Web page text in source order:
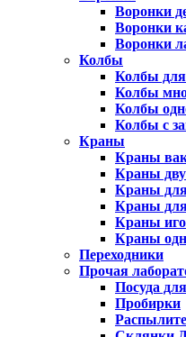
Воронки
Воронки
Воронки
Колбы
Колбы для
Колбы
Колбы
Колбы с
Краны
Краны
Краны
Краны
Краны
Краны
Краны
Переходники
Прочая
Посуда
Пробирки